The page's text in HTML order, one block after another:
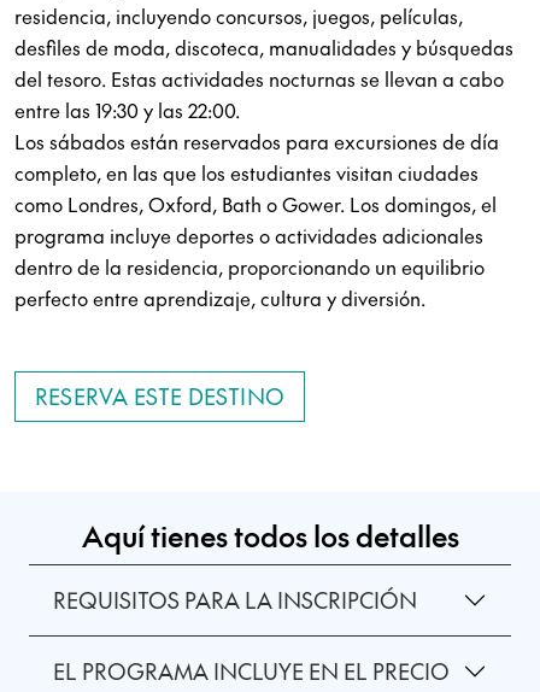
residencia, incluyendo concursos, juegos, películas,
desfiles de moda, discoteca, manualidades y búsquedas
del tesoro. Estas actividades nocturnas se llevan a cabo
entre las 19:30 y las 22:00.
Los sábados están reservados para excursiones de día
completo, en las que los estudiantes visitan ciudades
como Londres, Oxford, Bath o Gower. Los domingos, el
programa incluye deportes o actividades adicionales
dentro de la residencia, proporcionando un equilibrio
perfecto entre aprendizaje, cultura y diversión.
RESERVA ESTE DESTINO
Aquí tienes todos los detalles
REQUISITOS PARA LA INSCRIPCIÓN
EL PROGRAMA INCLUYE EN EL PRECIO